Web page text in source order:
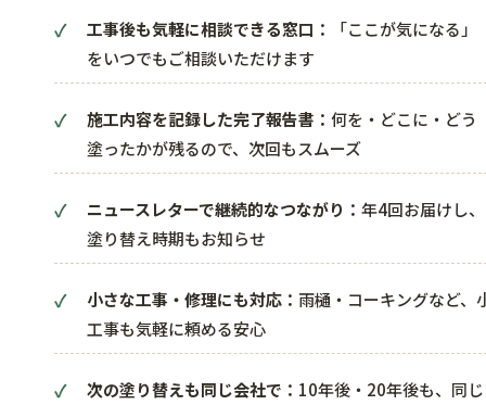
工事後も気軽に相談できる窓口：
「ここが気になる」
をいつでもご相談いただけます
施工内容を記録した完了報告書： 何を・どこに・どう
塗ったかが残るので、次回もスムーズ
ニュースレターで継続的なつながり： 年4回お届けし、
塗り替え時期もお知らせ
小さな工事・修理にも対応： 雨樋・コーキングなど、
工事も気軽に頼める安心
次の塗り替えも同じ会社で： 10年後・20年後も、同じ